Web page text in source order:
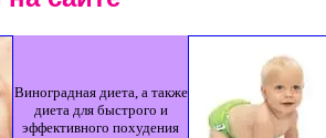
Виноградная диета, а также
диета для быстрого и
эффективного похудения